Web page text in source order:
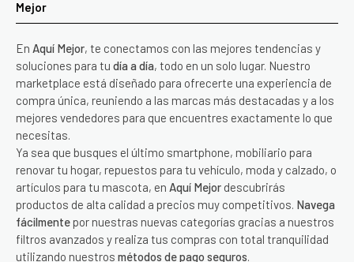
Mejor
En Aquí Mejor, te conectamos con las mejores tendencias y
soluciones para tu día a día, todo en un solo lugar. Nuestro
marketplace está diseñado para ofrecerte una experiencia de
compra única, reuniendo a las marcas más destacadas y a los
mejores vendedores para que encuentres exactamente lo que
necesitas.
Ya sea que busques el último smartphone, mobiliario para
renovar tu hogar, repuestos para tu vehículo, moda y calzado, o
artículos para tu mascota, en Aquí Mejor descubrirás
productos de alta calidad a precios muy competitivos. Navega
fácilmente por nuestras nuevas categorías gracias a nuestros
filtros avanzados y realiza tus compras con total tranquilidad
utilizando nuestros métodos de pago seguros.